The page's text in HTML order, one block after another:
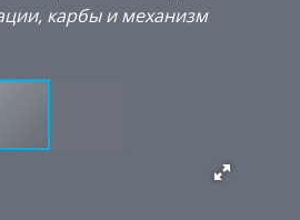
карбы и механизм